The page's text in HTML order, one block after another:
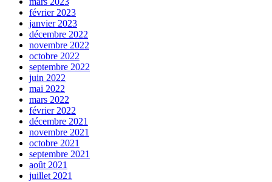
février 2023
janvier 2023
décembre 2022
novembre 2022
octobre 2022
septembre 2022
juin 2022
mai 2022
mars 2022
février 2022
décembre 2021
novembre 2021
octobre 2021
septembre 2021
août 2021
juillet 2021